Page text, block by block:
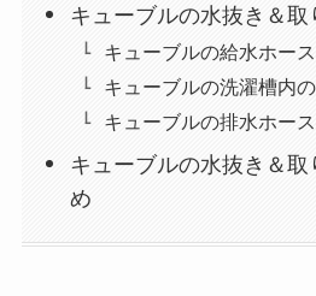
キューブルの水抜き＆取
キューブルの給水ホー
キューブルの洗濯槽内
キューブルの排水ホー
キューブルの水抜き＆取
め